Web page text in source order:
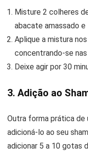
Misture 2 colheres
abacate amassado
Aplique a mistura
concentrando-se
Deixe agir por 30
3. Adição ao
Outra forma prática de
adicioná-lo ao seu
adicionar 5 a 10 gotas